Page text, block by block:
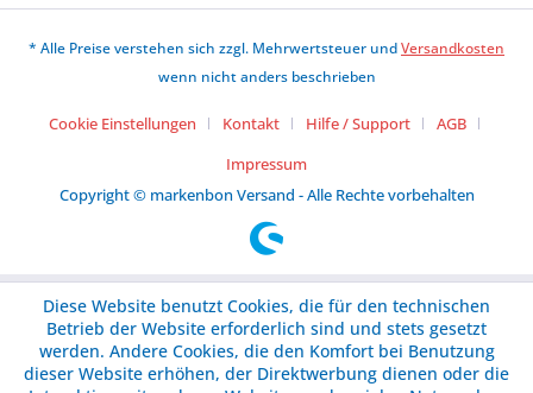
* Alle Preise verstehen sich zzgl. Mehrwertsteuer undVersandkosten
wenn nicht anders beschrieben
Cookie Einstellungen Kontakt Hilfe / Support
AGB
Impressum
Copyright © markenbon Versand - Alle Rechte vorbehalten
Diese Website benutzt Cookies, die für den technischen
Betrieb der Website erforderlich sind und stets gesetzt
werden. Andere Cookies, die den Komfort bei Benutzung
dieser Website erhöhen, der Direktwerbung dienen oder die